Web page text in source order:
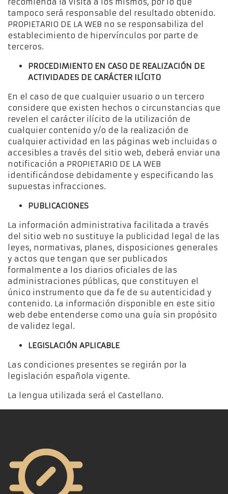
tampoco será responsable del resultado obtenido.
PROPIETARIO DE LA WEB no se responsabiliza del
establecimiento de hipervínculos por parte de
terceros.
PROCEDIMIENTO EN CASO DE REALIZACIÓN DE
ACTIVIDADES DE CARÁCTER ILÍCITO
En el caso de que cualquier usuario o un tercero
considere que existen hechos o circunstancias que
revelen el carácter ilícito de la utilización de
cualquier contenido y/o de la realización de
cualquier actividad en las páginas web incluidas o
accesibles a través del sitio web, deberá enviar una
notificación a PROPIETARIO DE LA WEB
identificándose debidamente y especificando las
supuestas infracciones.
PUBLICACIONES
La información administrativa facilitada a través
del sitio web no sustituye la publicidad legal de las
leyes, normativas, planes, disposiciones generales
y actos que tengan que ser publicados
formalmente a los diarios oficiales de las
administraciones públicas, que constituyen el
único instrumento que da fe de su autenticidad y
contenido. La información disponible en este sitio
web debe entenderse como una guía sin propósito
de validez legal.
LEGISLACIÓN APLICABLE
Las condiciones presentes se regirán por la
legislación española vigente.
La lengua utilizada será el Castellano.